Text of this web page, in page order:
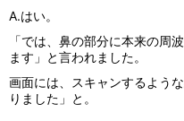
A.はい。
「では、鼻の部分に本来の周
ます」と言われました。
画面には、スキャンするよう
りました」と。